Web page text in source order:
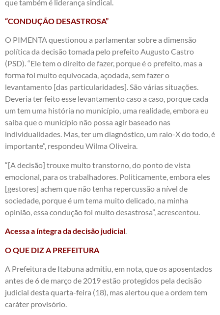
que também é liderança sindical.
“CONDUÇÃO DESASTROSA”
O PIMENTA questionou a parlamentar sobre a dimensão
política da decisão tomada pelo prefeito Augusto Castro
(PSD). “Ele tem o direito de fazer, porque é o prefeito, mas a
forma foi muito equivocada, açodada, sem fazer o
levantamento [das particularidades]. São várias situações.
Deveria ter feito esse levantamento caso a caso, porque cada
um tem uma história no município, uma realidade, embora eu
saiba que o município não possa agir baseado nas
individualidades. Mas, ter um diagnóstico, um raio-X do todo, é
importante”, respondeu Wilma Oliveira.
“[A decisão] trouxe muito transtorno, do ponto de vista
emocional, para os trabalhadores. Politicamente, embora eles
[gestores] achem que não tenha repercussão a nível de
sociedade, porque é um tema muito delicado, na minha
opinião, essa condução foi muito desastrosa”, acrescentou.
Acessa a íntegra da decisão judicial.
O QUE DIZ A PREFEITURA
A Prefeitura de Itabuna admitiu, em nota, que os aposentados
antes de 6 de março de 2019 estão protegidos pela decisão
judicial desta quarta-feira (18), mas alertou que a ordem tem
caráter provisório.